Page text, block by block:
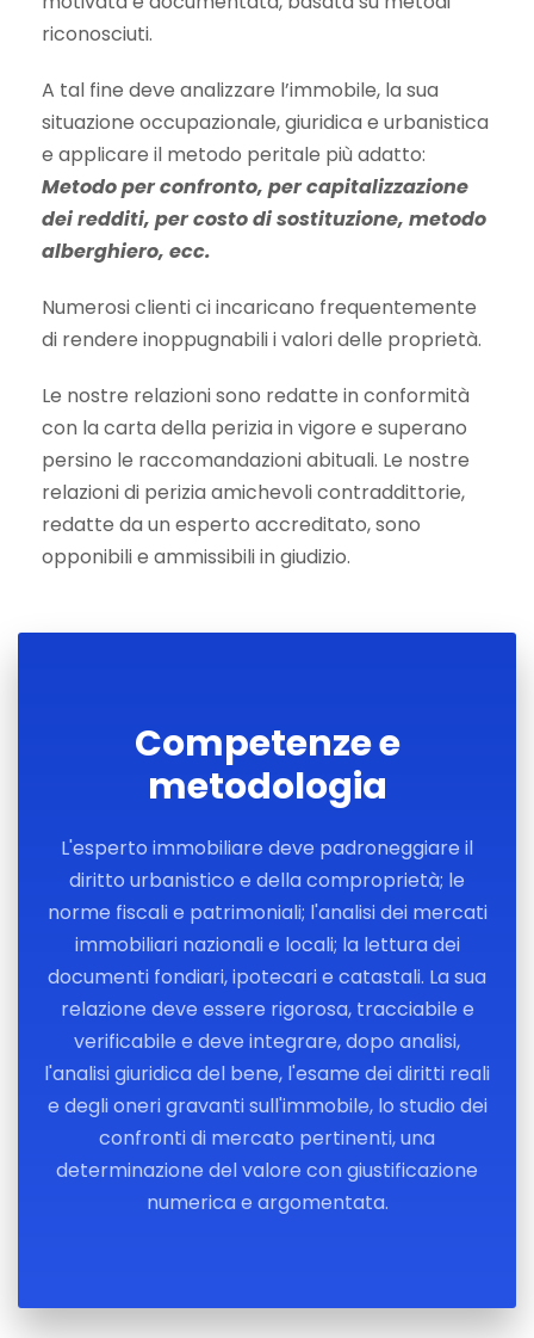
riconosciuti.
A tal fine deve analizzare l’immobile, la sua
situazione occupazionale, giuridica e urbanistica
e applicare il metodo peritale più adatto:
Metodo per confronto, per capitalizzazione
dei redditi, per costo di sostituzione, metodo
alberghiero, ecc.
Numerosi clienti ci incaricano frequentemente
di rendere inoppugnabili i valori delle proprietà.
Le nostre relazioni sono redatte in conformità
con la carta della perizia in vigore e superano
persino le raccomandazioni abituali. Le nostre
relazioni di perizia amichevoli contraddittorie,
redatte da un esperto accreditato, sono
opponibili e ammissibili in giudizio.
Competenze e
metodologia
L'esperto immobiliare deve padroneggiare il
diritto urbanistico e della comproprietà; le
norme fiscali e patrimoniali; l'analisi dei mercati
immobiliari nazionali e locali; la lettura dei
documenti fondiari, ipotecari e catastali. La sua
relazione deve essere rigorosa, tracciabile e
verificabile e deve integrare, dopo analisi,
l'analisi giuridica del bene, l'esame dei diritti reali
e degli oneri gravanti sull'immobile, lo studio dei
confronti di mercato pertinenti, una
determinazione del valore con giustificazione
numerica e argomentata.